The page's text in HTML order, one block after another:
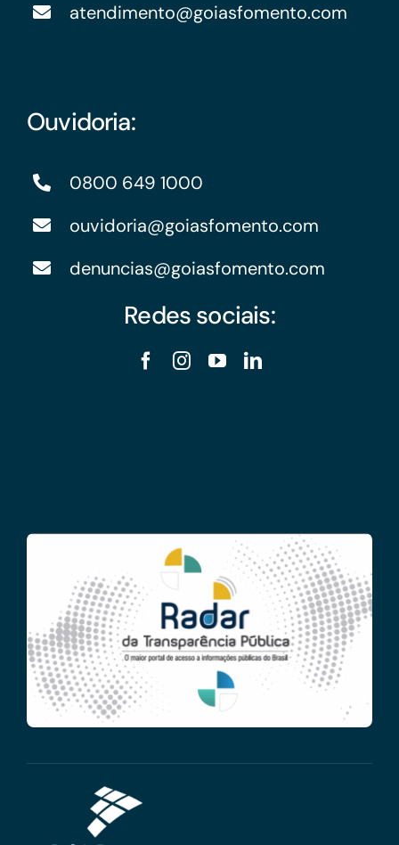
atendimento@goiasfomento.com
Ouvidoria:
0800 649 1000
ouvidoria@goiasfomento.com
denuncias@goiasfomento.com
Redes sociais: